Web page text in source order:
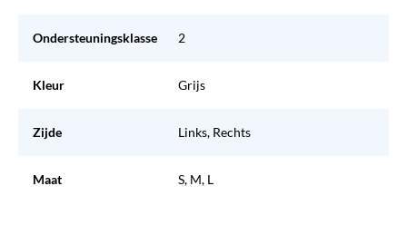
Ondersteuningsklasse 2
Kleur Grijs
Zijde Links, Rechts
Maat S, M, L